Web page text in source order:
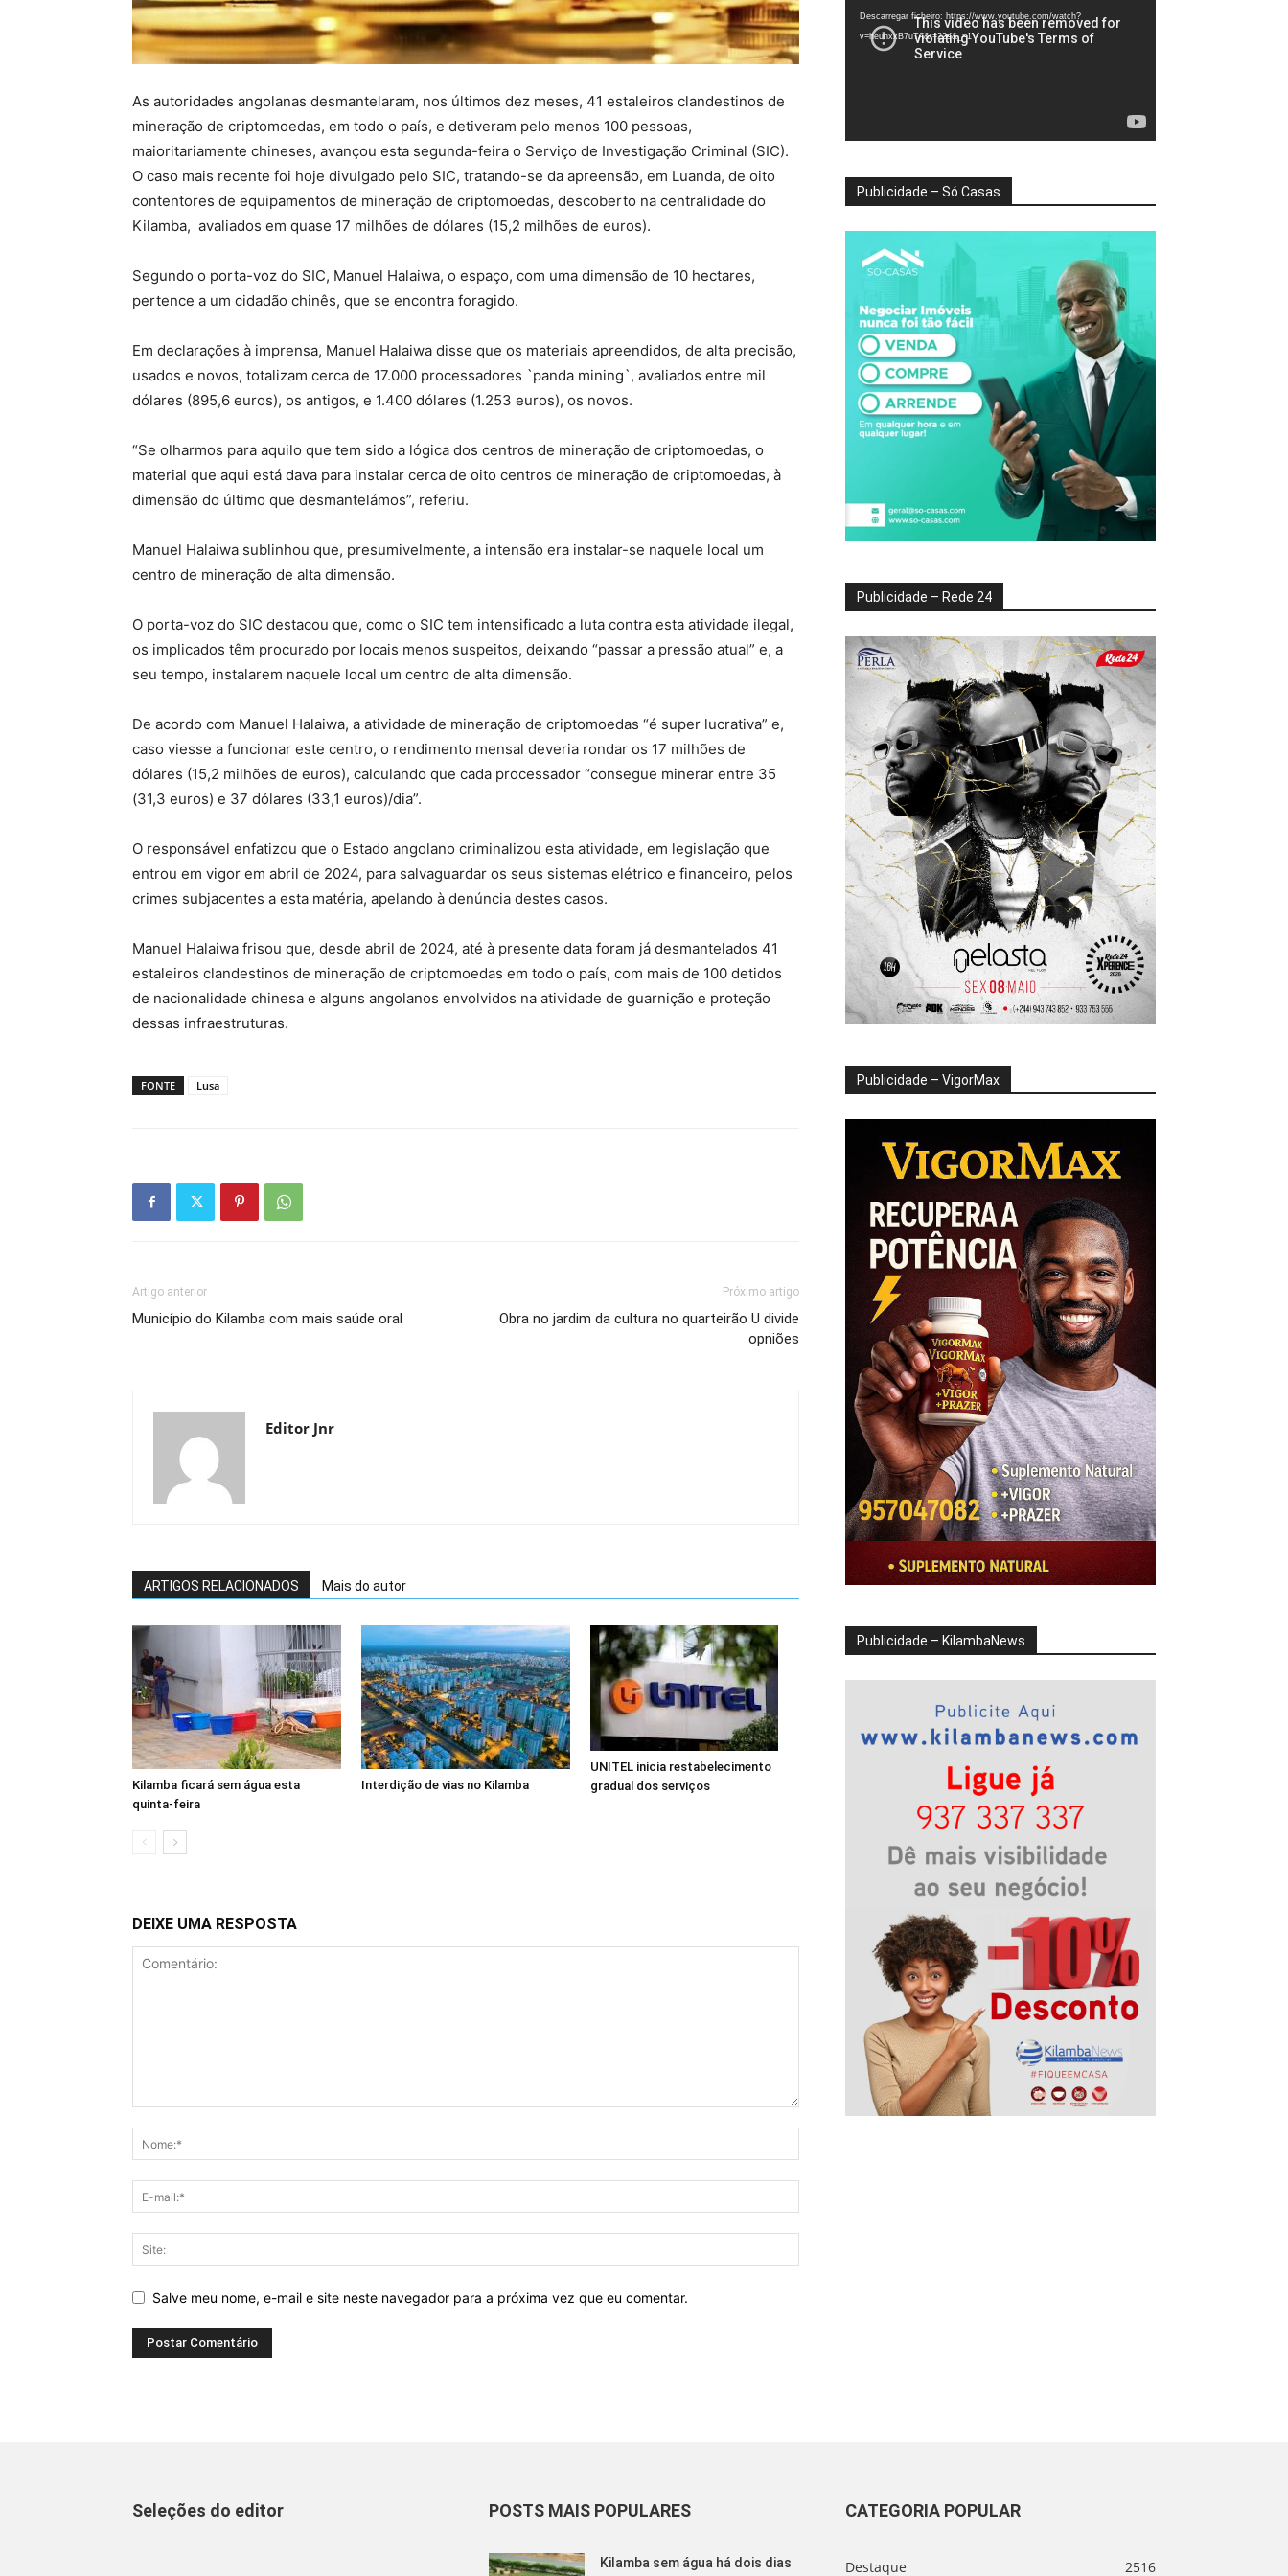
As autoridades angolanas desmantelaram, nos últimos dez meses, 41 estaleiros clandestinos de
mineração de criptomoedas, em todo o país, e detiveram pelo menos 100 pessoas,
maioritariamente chineses, avançou esta segunda-feira o Serviço de Investigação Criminal (SIC).
O caso mais recente foi hoje divulgado pelo SIC, tratando-se da apreensão, em Luanda, de oito
contentores de equipamentos de mineração de criptomoedas, descoberto na centralidade do
Kilamba, avaliados em quase 17 milhões de dólares (15,2 milhões de euros).
Segundo o porta-voz do SIC, Manuel Halaiwa, o espaço, com uma dimensão de 10 hectares,
pertence a um cidadão chinês, que se encontra foragido.
Em declarações à imprensa, Manuel Halaiwa disse que os materiais apreendidos, de alta precisão,
usados e novos, totalizam cerca de 17.000 processadores `panda mining`, avaliados entre mil
dólares (895,6 euros), os antigos, e 1.400 dólares (1.253 euros), os novos.
“Se olharmos para aquilo que tem sido a lógica dos centros de mineração de criptomoedas, o
material que aqui está dava para instalar cerca de oito centros de mineração de criptomoedas, à
dimensão do último que desmantelámos”, referiu.
Manuel Halaiwa sublinhou que, presumivelmente, a intensão era instalar-se naquele local um
centro de mineração de alta dimensão.
O porta-voz do SIC destacou que, como o SIC tem intensificado a luta contra esta atividade ilegal,
os implicados têm procurado por locais menos suspeitos, deixando “passar a pressão atual” e, a
seu tempo, instalarem naquele local um centro de alta dimensão.
De acordo com Manuel Halaiwa, a atividade de mineração de criptomoedas “é super lucrativa” e,
caso viesse a funcionar este centro, o rendimento mensal deveria rondar os 17 milhões de
dólares (15,2 milhões de euros), calculando que cada processador “consegue minerar entre 35
(31,3 euros) e 37 dólares (33,1 euros)/dia”.
O responsável enfatizou que o Estado angolano criminalizou esta atividade, em legislação que
entrou em vigor em abril de 2024, para salvaguardar os seus sistemas elétrico e financeiro, pelos
crimes subjacentes a esta matéria, apelando à denúncia destes casos.
Manuel Halaiwa frisou que, desde abril de 2024, até à presente data foram já desmantelados 41
estaleiros clandestinos de mineração de criptomoedas em todo o país, com mais de 100 detidos
de nacionalidade chinesa e alguns angolanos envolvidos na atividade de guarnição e proteção
dessas infraestruturas.
FONTE Lusa
Artigo anterior
Município do Kilamba com mais saúde oral
Próximo artigo
Obra no jardim da cultura no quarteirão U divide
opniões
Editor Jnr
ARTIGOS RELACIONADOS Mais do autor
Kilamba ficará sem água esta
quinta-feira
Interdição de vias no Kilamba
UNITEL inicia restabelecimento
gradual dos serviços
DEIXE UMA RESPOSTA
Salve meu nome, e-mail e site neste navegador para a próxima vez que eu comentar.
vídeo
Descarregar ficheiro: https://www.youtube.com/watch?
v=heunxxB7uTA&t=22s&_=1
Publicidade – Só Casas
Publicidade – Rede 24
Publicidade – VigorMax
Publicidade – KilambaNews
Seleções do editor POSTS MAIS POPULARES
Kilamba sem água há dois dias
CATEGORIA POPULAR
Destaque 2516